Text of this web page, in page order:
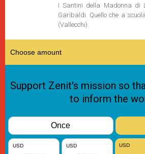
I Santini della Madonna di
Garibaldi. Quello che a
(Vallecchi).